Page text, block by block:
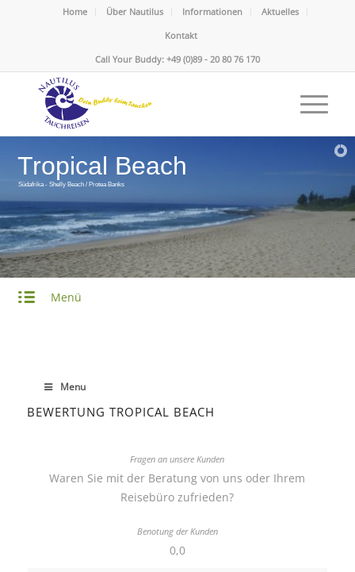
Home Über Nautilus Informationen
Aktuelles
Kontakt
Call Your Buddy: +49 (0)89 - 20 80 76 170
Tropical Beach
Südafrika - Shelly Beach / Protea Banks
Menü
Menu
BEWERTUNG TROPICAL BEACH
Waren Sie mit der Beratung von uns oder Ihrem
Reisebüro zufrieden?
0,0